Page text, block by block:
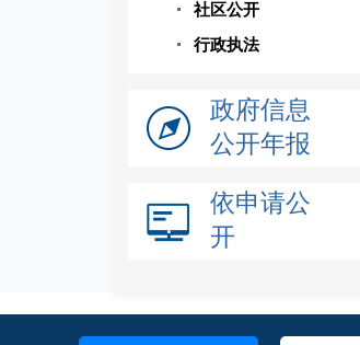
社区公开
行政执法
政府信息
公开年报
依申请公
开